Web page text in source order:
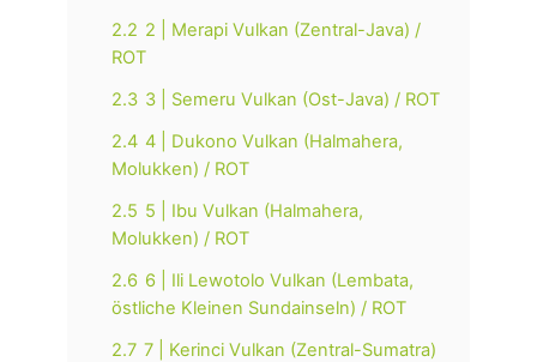
2.2 2 | Merapi Vulkan (Zentral-Java) /
ROT
2.3 3 | Semeru Vulkan (Ost-Java) / ROT
2.4 4 | Dukono Vulkan (Halmahera,
Molukken) / ROT
2.5 5 | Ibu Vulkan (Halmahera,
Molukken) / ROT
2.6 6 | Ili Lewotolo Vulkan (Lembata,
östliche Kleinen Sundainseln) / ROT
2.7 7 | Kerinci Vulkan (Zentral-Sumatra)